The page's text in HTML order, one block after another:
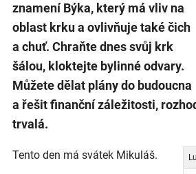
znamení Býka, který má vliv na
oblast krku a ovlivňuje také čich
a chuť. Chraňte dnes svůj krk
šálou, kloktejte bylinné odvary.
Můžete dělat plány do budoucna
a řešit finanční záležitosti,
trvalá.
Tento den má svátek Mikuláš.